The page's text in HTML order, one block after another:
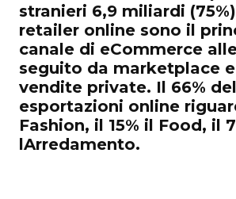
stranieri 6,9 miliardi
retailer online sono il
canale di eCommerce
seguito da marketplace
vendite private. Il 66%
esportazioni online
Fashion, il 15% il Food, il
lArredamento.